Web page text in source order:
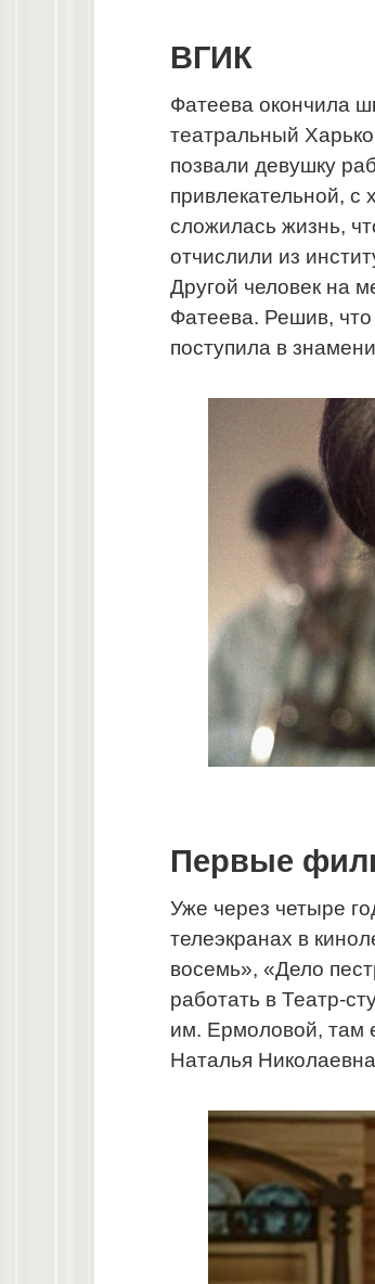
ВГИК
Фатеева окончила
театральный
позвали девушку
привлекательной, с
сложилась жизнь,
отчислили из
Другой человек на
Фатеева. Решив,
поступила в
Первые
Уже через четыре
телеэкранах в
восемь», «Дело
работать в Театр-
им. Ермоловой, там
Наталья